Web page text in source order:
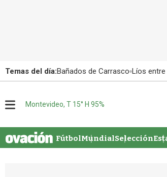
Temas del día:Bañados de Carrasco Líos entre
u
Montevideo, T 15° H 95%
FútbolMundialSelección